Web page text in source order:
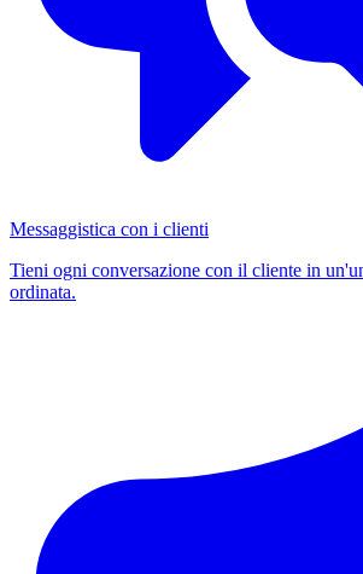
Messaggistica con i clienti
Tieni ogni conversazione con il cliente in
ordinata.